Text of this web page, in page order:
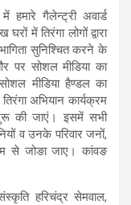
हमारे गैलेन्ट्री अवार्ड
में तिरंगा लोगों द्वारा
सुनिश्चित करने के
पर सोशल मीडिया का
मीडिया हैण्डल का
अभियान कार्यक्रम
की जाएं। इसमें सभी
व उनके परिवार जनों,
से जोङा जाए। कांवङ
हरिचंद्र सेमवाल,